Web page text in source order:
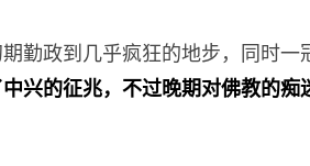
勤政到几乎疯狂的地步，同时一
兴的征兆，不过晚期对佛教的痴